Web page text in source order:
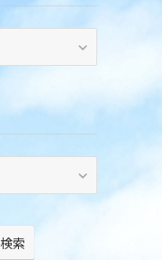
検索